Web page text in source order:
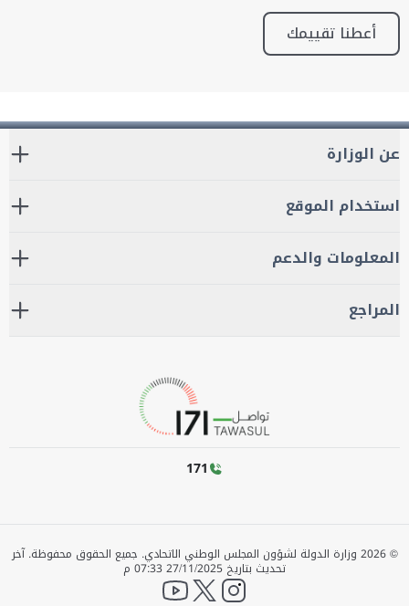
أعطنا تقييمك
عن الوزارة
استخدام الموقع
المعلومات والدعم
المراجع
171
©
2026 وزارة الدولة لشؤون المجلس الوطني الاتحادي. جميع الحقوق محفوظة.آخر
تحديث بتاريخ 27/11/2025 07:33 م
instagram
twitter
YouTube